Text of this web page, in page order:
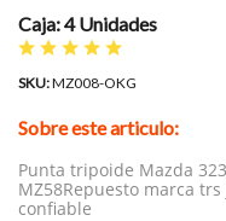
Caja: 4 Unidades
SKU:MZ008-OKG
Sobre este articulo:
Punta tripoide Mazda
MZ58Repuesto marca
confiable